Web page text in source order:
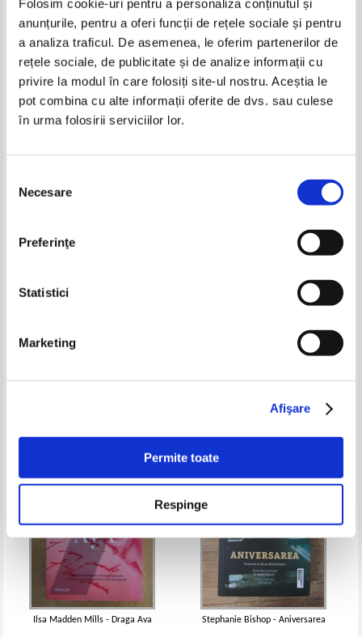
Folosim cookie-uri pentru a personaliza conținutul și
anunțurile, pentru a oferi funcții de rețele sociale și pentru
a analiza traficul. De asemenea, le oferim partenerilor de
rețele sociale, de publicitate și de analize informații cu
privire la modul în care folosiți site-ul nostru. Aceștia le
pot combina cu alte informații oferite de dvs. sau culese
în urma folosirii serviciilor lor.
consimțământului
Necesare
Preferinţe
Statistici
Marketing
Afişare
Permite toate
Respinge
Emily Gunnis - Fetita din
scrisoare
Pret:30,00Lei 19,50 Lei
Adaugă în coș
Ilf si Petrov - Vitelul de aur.
Douasprezece scaune (2
volume)
Pret:30,00Lei 24,00 Lei
Rosamunde Pilcher - Zapada in
Pret:34,00Lei 27,20 Lei
Katie McGarry - Indrazneste sa
Pret:30,00Lei 19,50 Lei
Ilsa Madden Mills - Draga Ava Stephanie Bishop - Aniversarea